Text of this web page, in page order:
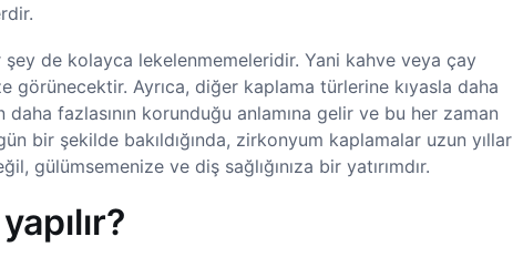
de kolayca lekelenmemeleridir. Yani kahve veya çay
görünecektir. Ayrıca, diğer kaplama türlerine kıyasla daha
fazlasının korunduğu anlamına gelir ve bu her zaman
bir şekilde bakıldığında, zirkonyum kaplamalar uzun yıllar
gülümsemenize ve diş sağlığınıza bir yatırımdır.